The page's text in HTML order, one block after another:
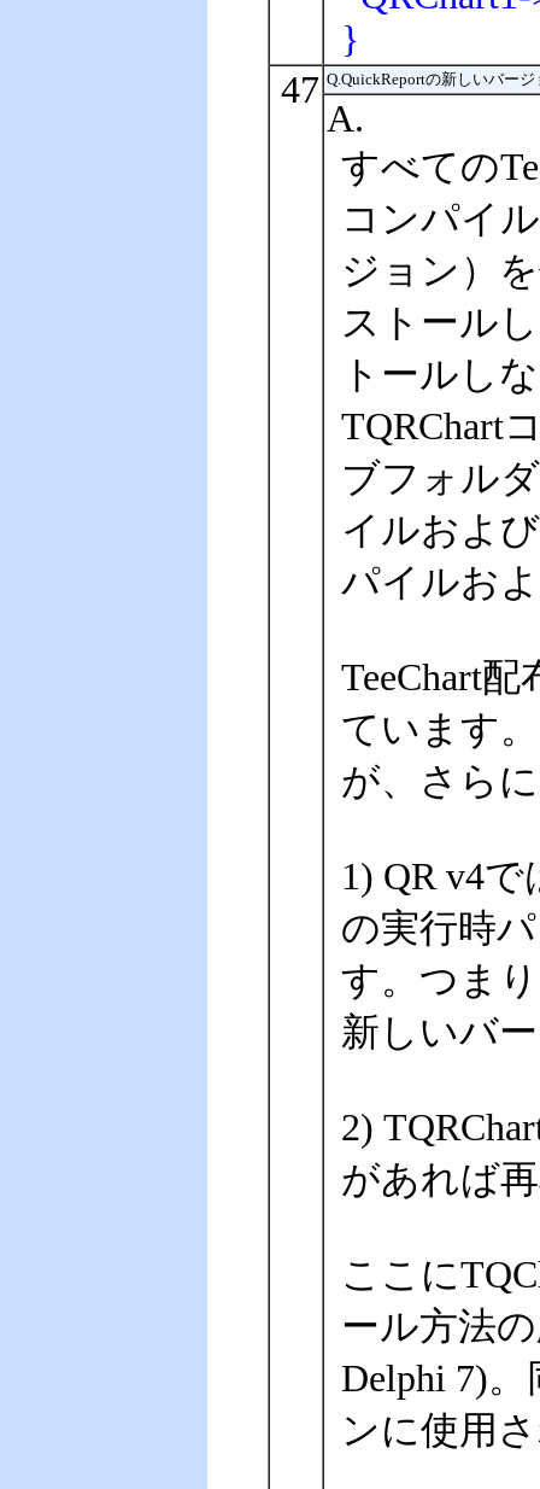
}
47 Q.QuickReportの新しいバー
A.
すべての
コンパイ
ジョン）
ストール
トールし
TQRChart
ブフォル
イルおよ
パイルお
TeeChart
ています
が、さら
1) QR v4
の実行時
す。つま
新しいバ
2)
があれば
ここに
ール方法
Delphi 7)
ンに使用